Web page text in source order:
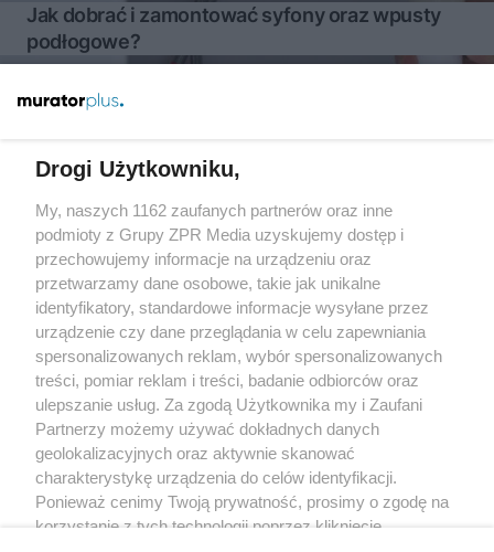
Jak dobrać i zamontować syfony oraz wpusty
podłogowe?
Żaden utwór zamieszczony w serwisie nie może być powielany i
rozpowszechniany lub dalej rozpowszechniany w jakikolwiek sposób
(w tym także elektroniczny lub mechaniczny) na jakimkolwiek polu
eksploatacji w jakiejkolwiek formie, włącznie z umieszczaniem w
Internecie bez pisemnej zgody właściciela praw. Jakiekolwiek użycie
lub wykorzystanie utworów w całości lub w części z naruszeniem
prawa, tzn. bez właściwej zgody, jest zabronione pod groźbą kary i
może być ścigane prawnie.
O nas
Drogi Użytkowniku,
My, naszych 1162 zaufanych partnerów oraz inne
podmioty z Grupy ZPR Media uzyskujemy dostęp i
przechowujemy informacje na urządzeniu oraz
przetwarzamy dane osobowe, takie jak unikalne
identyfikatory, standardowe informacje wysyłane przez
urządzenie czy dane przeglądania w celu zapewniania
spersonalizowanych reklam, wybór spersonalizowanych
treści, pomiar reklam i treści, badanie odbiorców oraz
ulepszanie usług. Za zgodą Użytkownika my i Zaufani
Partnerzy możemy używać dokładnych danych
geolokalizacyjnych oraz aktywnie skanować
charakterystykę urządzenia do celów identyfikacji.
Ponieważ cenimy Twoją prywatność, prosimy o zgodę na
korzystanie z tych technologii poprzez kliknięcie